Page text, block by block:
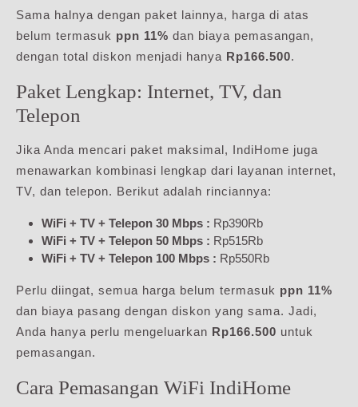
Sama halnya dengan paket lainnya, harga di atas
belum termasuk ppn 11% dan biaya pemasangan,
dengan total diskon menjadi hanya Rp166.500.
Paket Lengkap: Internet, TV, dan
Telepon
Jika Anda mencari paket maksimal, IndiHome juga
menawarkan kombinasi lengkap dari layanan internet,
TV, dan telepon. Berikut adalah rinciannya:
WiFi + TV + Telepon 30 Mbps : Rp390Rb
WiFi + TV + Telepon 50 Mbps : Rp515Rb
WiFi + TV + Telepon 100 Mbps : Rp550Rb
Perlu diingat, semua harga belum termasuk ppn 11%
dan biaya pasang dengan diskon yang sama. Jadi,
Anda hanya perlu mengeluarkan Rp166.500 untuk
pemasangan.
Cara Pemasangan WiFi IndiHome